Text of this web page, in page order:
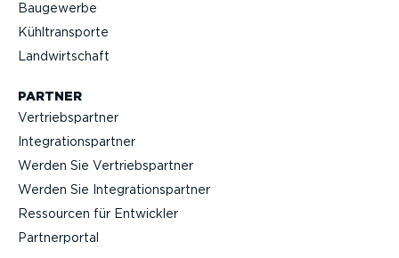
Baugewerbe
Kühltrans­porte
Landwirt­schaft
PARTNER
Vertriebs­partner
Integra­ti­ons­partner
Werden Sie Vertriebs­partner
Werden Sie Integra­ti­ons­partner
Ressourcen für Entwickler
Partner­portal